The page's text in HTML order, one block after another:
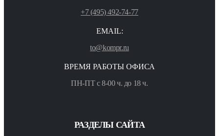
+7 (495) 492-74-77
EMAIL:
to@kompr.ru
ВРЕМЯ РАБОТЫ ОФИСА
ПН-ПТ с 8-00 ч. до 18 ч.
РАЗДЕЛЫ САЙТА